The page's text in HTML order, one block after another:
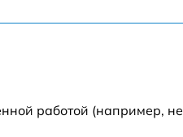
работой (например,